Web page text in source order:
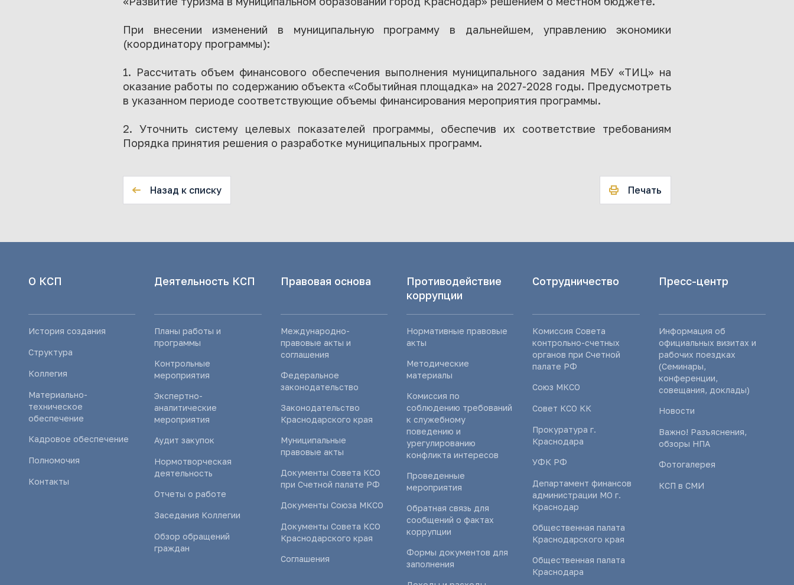
При внесении изменений в муниципальную программу в дальнейшем, управлению экономики
(координатору программы):
1. Рассчитать объем финансового обеспечения выполнения муниципального задания МБУ «ТИЦ» на
оказание работы по содержанию объекта «Событийная площадка» на 2027-2028 годы. Предусмотреть
в указанном периоде соответствующие объемы финансирования мероприятия программы.
2. Уточнить систему целевых показателей программы, обеспечив их соответствие требованиям
Порядка принятия решения о разработке муниципальных программ.
Назад к списку Печать
О КСП
История создания
Структура
Коллегия
Материально-
техническое
обеспечение
Кадровое обеспечение
Полномочия
Контакты
Деятельность КСП
Планы работы и
программы
Контрольные
мероприятия
Экспертно-
аналитические
мероприятия
Аудит закупок
Нормотворческая
деятельность
Отчеты о работе
Заседания Коллегии
Обзор обращений
граждан
Правовая основа
Международно-
правовые акты и
соглашения
Федеральное
законодательство
Законодательство
Краснодарского края
Муниципальные
правовые акты
Документы Совета КСО
при Счетной палате РФ
Документы Союза МКСО
Документы Совета КСО
Краснодарского края
Соглашения
Противодействие
коррупции
Нормативные правовые
акты
Методические
материалы
Комиссия по
соблюдению требований
к служебному
поведению и
урегулированию
конфликта интересов
Проведенные
мероприятия
Обратная связь для
сообщений о фактах
коррупции
Формы документов для
заполнения
Сотрудничество
Комиссия Совета
контрольно-счетных
органов при Счетной
палате РФ
Союз МКСО
Совет КСО КК
Прокуратура г.
Краснодара
УФК РФ
Департамент финансов
администрации МО г.
Краснодар
Общественная палата
Краснодарского края
Общественная палата
Краснодара
Пресс-центр
Информация об
официальных визитах и
рабочих поездках
(Семинары,
конференции,
совещания, доклады)
Новости
Важно! Разъяснения,
обзоры НПА
Фотогалерея
КСП в СМИ